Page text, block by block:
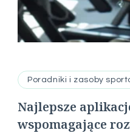
Poradniki i zasoby
Najlepsze
wspomagające